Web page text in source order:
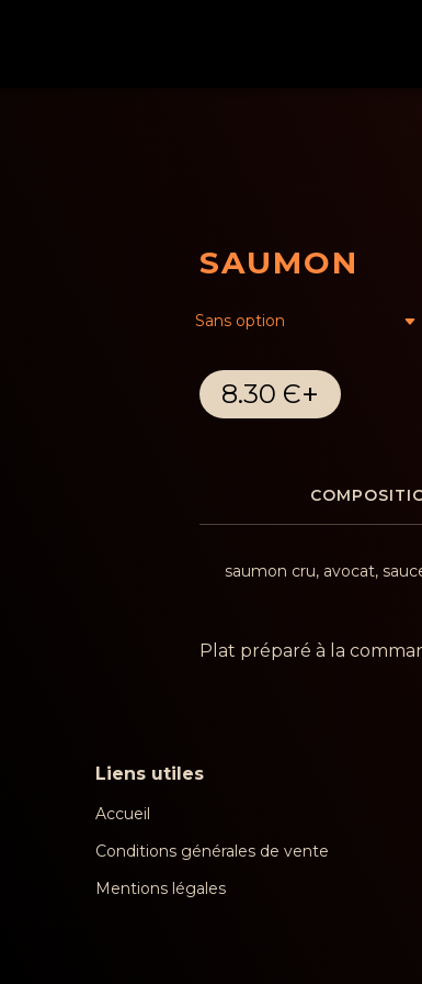
SAUMON
8.30 Є+
saumon cru, avocat,
Plat préparé à la
Liens utiles
Accueil
Conditions générales de vente
Mentions légales